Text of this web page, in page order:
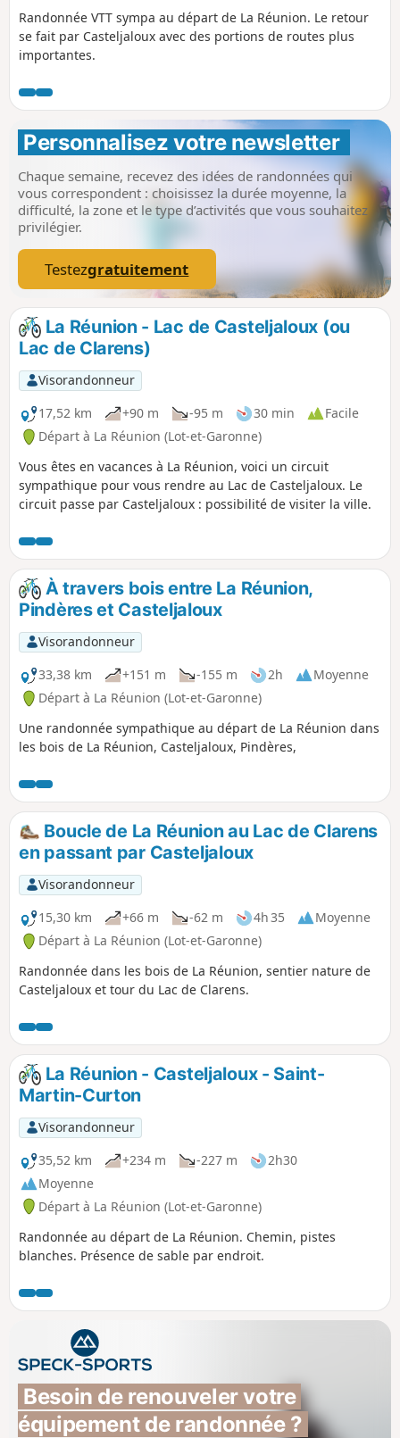
Randonnée VTT sympa au départ de La Réunion. Le retour
se fait par Casteljaloux avec des portions de routes plus
importantes.
Personnalisez votre newsletter
Chaque semaine, recevez des idées de randonnées qui
vous correspondent : choisissez la durée moyenne, la
difficulté, la zone et le type d’activités que vous souhaitez
privilégier.
Testezgratuitement
La Réunion - Lac de Casteljaloux (ou
Lac de Clarens)
Visorandonneur
17,52 km
+90 m -95 m 30 min
Facile
Départ à La Réunion (Lot-et-Garonne)
Vous êtes en vacances à La Réunion, voici un circuit
sympathique pour vous rendre au Lac de Casteljaloux. Le
circuit passe par Casteljaloux : possibilité de visiter la ville.
À travers bois entre La Réunion,
Pindères et Casteljaloux
Visorandonneur
33,38 km
+151 m -155 m 2h
Moyenne
Départ à La Réunion (Lot-et-Garonne)
Une randonnée sympathique au départ de La Réunion dans
les bois de La Réunion, Casteljaloux, Pindères,
Boucle de La Réunion au Lac de Clarens
en passant par Casteljaloux
Visorandonneur
15,30 km
+66 m -62 m 4h 35
Moyenne
Départ à La Réunion (Lot-et-Garonne)
Randonnée dans les bois de La Réunion, sentier nature de
Casteljaloux et tour du Lac de Clarens.
La Réunion - Casteljaloux - Saint-
Martin-Curton
Visorandonneur
35,52 km
+234 m -227 m
2h30
Moyenne
Départ à La Réunion (Lot-et-Garonne)
Randonnée au départ de La Réunion. Chemin, pistes
blanches. Présence de sable par endroit.
Besoin de renouveler votre
équipement de randonnée ?